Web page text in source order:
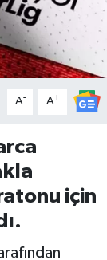
A- A+
için